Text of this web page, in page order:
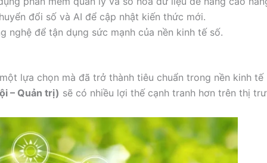
đổi số và AI để cập nhật kiến thức mới.
nghệ để tận dụng sức mạnh của nền kinh tế số.
lựa chọn mà đã trở thành tiêu chuẩn trong nền kinh
– Quản trị) sẽ có nhiều lợi thế cạnh tranh hơn trên thị